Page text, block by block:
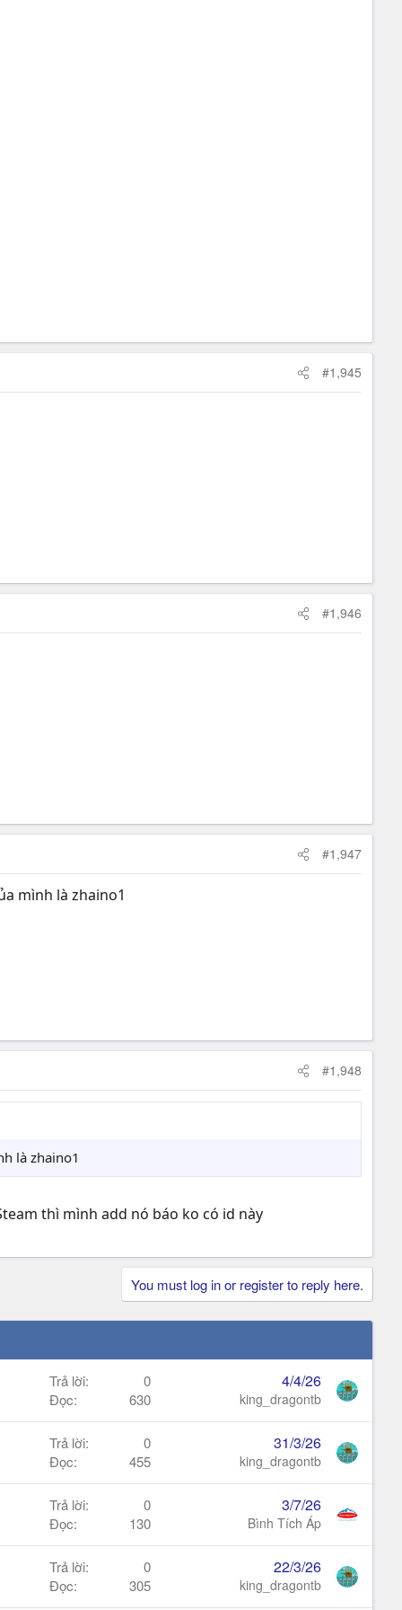
#1,945
#1,946
#1,947
mình là zhaino1
#1,948
là zhaino1
thì mình add nó báo ko có id này
You must log in or register to reply here.
Trả lời
0
Đọc
630
4/4/26
king_dragontb
Trả lời
0
Đọc
455
31/3/26
king_dragontb
Trả lời
0
Đọc
130
3/7/26
Bình Tích Áp
Trả lời
0
Đọc
305
22/3/26
king_dragontb